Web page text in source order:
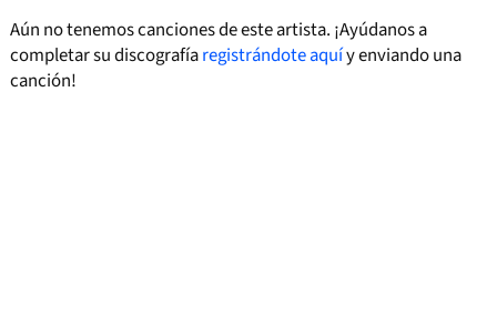
Aún no tenemos canciones de este artista. ¡Ayúdanos a
completar su discografíaregistrándote aquíy enviando una
canción!